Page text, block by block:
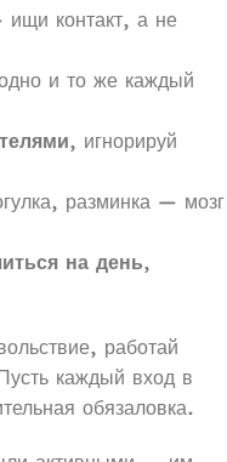
контакт, а не
и то же каждый
, игнорируй
разминка — мозг
на день,
работай
каждый вход в
обязаловка.